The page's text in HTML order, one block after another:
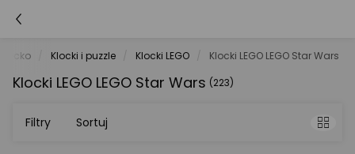
Klocki i puzzle Klocki LEGO Klocki LEGO LEGO Star Wars
Klocki LEGO LEGO Star Wars (223)
Filtry Sortuj